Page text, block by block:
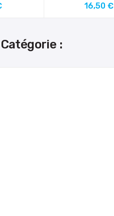
16,50 €
: